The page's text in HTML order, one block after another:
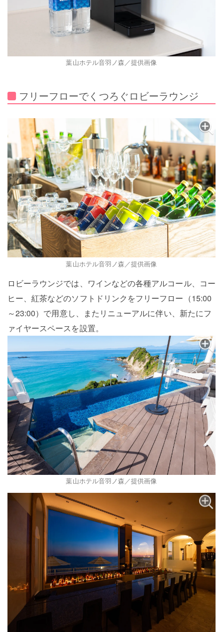
葉山ホテル音羽ノ森／提供画像
フリーフローでくつろぐロビーラウンジ
葉山ホテル音羽ノ森／提供画像
ロビーラウンジでは、ワインなどの各種アルコール、コー
ヒー、紅茶などのソフトドリンクをフリーフロー（15:00
～23:00）で用意し、またリニューアルに伴い、新たにフ
ァイヤースペースを設置。
葉山ホテル音羽ノ森／提供画像